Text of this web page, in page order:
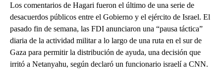
Los comentarios de Hagari fueron el último de una serie de
desacuerdos públicos entre el Gobierno y el ejército de Israel. El
pasado fin de semana, las FDI anunciaron una “pausa táctica”
diaria de la actividad militar a lo largo de una ruta en el sur de
Gaza para permitir la distribución de ayuda, una decisión que
irritó a Netanyahu, según declaró un funcionario israelí a CNN.